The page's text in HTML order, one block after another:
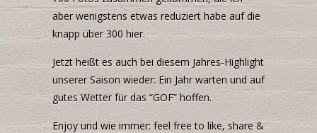
aber wenigstens etwas reduziert habe auf die
knapp über 300 hier.
Jetzt heißt es auch bei diesem Jahres-Highlight
unserer Saison wieder: Ein Jahr warten und auf
gutes Wetter für das “GOF” hoffen.
Enjoy und wie immer: feel free to like, share &